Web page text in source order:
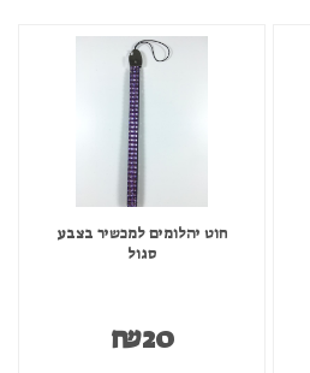
חוט יהלומים למכשיר בצבע
סגול
₪20